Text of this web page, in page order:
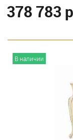
378 783
В наличии